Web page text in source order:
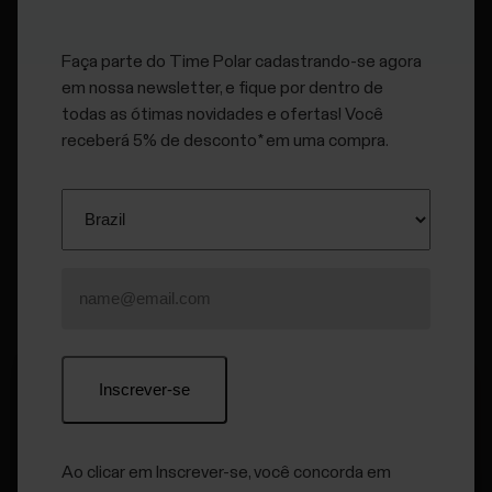
assistente de reposição inteligente que
ajuda a encontrar a maneira ideal de
repor os nutrientes do seu corpo
durante uma sessão de treino mais
longa para que você possa continuar
avançando e obter o melhor
desempenho.
Faça parte do Time Polar cadastrando-se agora
em nossa newsletter, e fique por dentro de
todas as ótimas novidades e ofertas! Você
receberá 5% de desconto* em uma compra.
Ao clicar em Inscrever-se, você concorda em